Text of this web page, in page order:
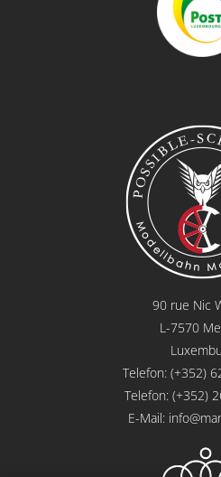
90 rue Nic
L-7570
Telefon: (+352)
Telefon: (+352)
E-Mail: